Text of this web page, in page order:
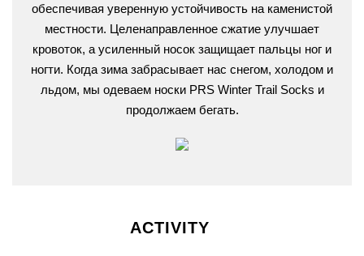
обеспечивая уверенную устойчивость на каменистой
местности. Целенаправленное сжатие улучшает
кровоток, а усиленный носок защищает пальцы ног и
ногти. Когда зима забрасывает нас снегом, холодом и
льдом, мы одеваем носки PRS Winter Trail Socks и
продолжаем бегать.
ACTIVITY